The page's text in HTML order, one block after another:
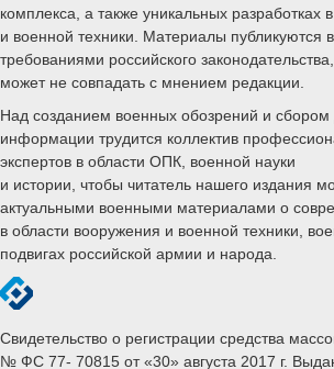
комплекса, а также уникальных разработках
и военной техники. Материалы публикуются в
требованиями российского
может не совпадать с мнением редакции.
Над созданием военных обозрений и сбором
информации трудится коллектив
экспертов в области ОПК, военной науки
и истории, чтобы читатель нашего издания
актуальными военными материалами о
в области вооружения и военной техники,
подвигах российской армии и народа.
Свидетельство о регистрации средства
№ ФС 77- 70815 от «30» августа 2017 г.